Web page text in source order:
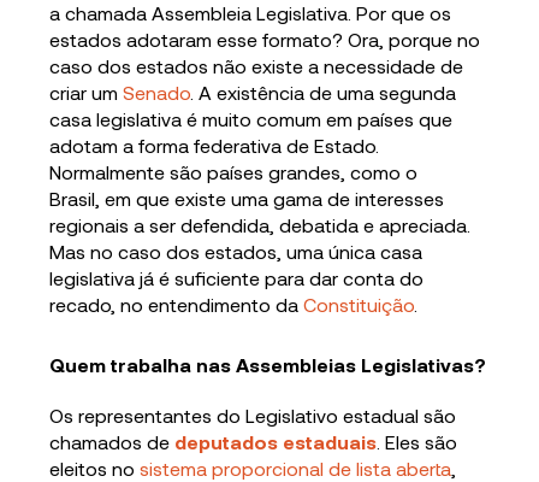
a chamada Assembleia Legislativa. Por que os
estados adotaram esse formato? Ora, porque no
caso dos estados não existe a necessidade de
criar umSenado . A existência de uma segunda
casa legislativa é muito comum em países que
adotam a forma federativa de Estado.
Normalmente são países grandes, como o
Brasil, em que existe uma gama de interesses
regionais a ser defendida, debatida e apreciada.
Mas no caso dos estados, uma única casa
legislativa já é suficiente para dar conta do
recado, no entendimento daConstituição
Quem trabalha nas Assembleias Legislativas?
Os representantes do Legislativo estadual são
chamados de deputados estaduais . Eles são
eleitos nosistema proporcional de lista aberta